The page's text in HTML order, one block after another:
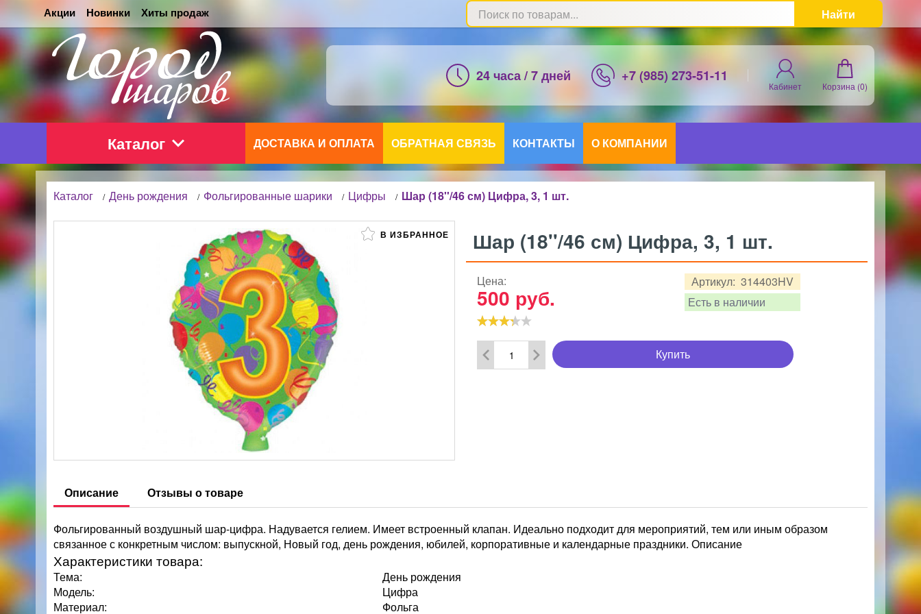
Акции Новинки Хиты продаж Найти
24 часа / 7 дней +7 (985) 273-51-11
Кабинет Корзина (0)
Каталог ДОСТАВКА И ОПЛАТА ОБРАТНАЯ СВЯЗЬ КОНТАКТЫ О КОМПАНИИ
Каталог / День рождения / Фольгированные шарики / Цифры / Шар (18''/46 см) Цифра, 3, 1 шт.
В ИЗБРАННОЕ Шар (18''/46 см) Цифра, 3, 1 шт.
Артикул: 314403HV
Есть в наличии
Цена:
500 руб.
Купить
Описание Отзывы о товаре
Фольгированный воздушный шар-цифра. Надувается гелием. Имеет встроенный клапан. Идеально подходит для мероприятий, тем или иным образом
связанное с конкретным числом: выпускной, Новый год, день рождения, юбилей, корпоративные и календарные праздники. Описание
Характеристики товара:
Тема:
День рождения
Модель:
Цифра
Материал:
Фольга